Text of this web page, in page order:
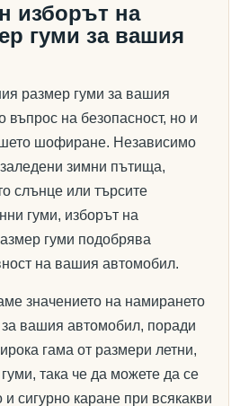
изборът на
гуми за вашия
размер гуми за вашия
на безопасност, но и
шофиране. Независимо
зимни пътища,
слънце или търсите
гуми, изборът на
гуми подобрява
на вашия автомобил.
значението на намирането
вашия автомобил, поради
гама от размери летни,
така че да можете да се
и сигурно каране при всякакви